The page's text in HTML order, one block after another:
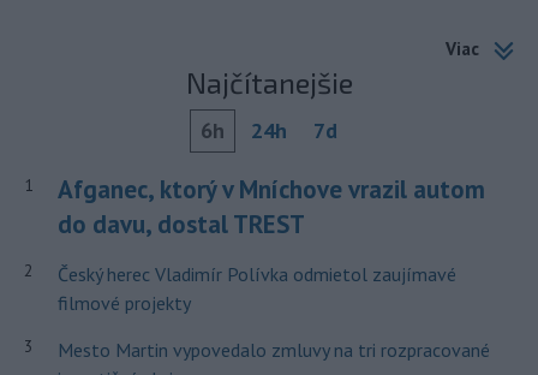
Viac
Najčítanejšie
6h 24h 7d
1
Afganec, ktorý v Mníchove vrazil autom
do davu, dostal TREST
2
Český herec Vladimír Polívka odmietol zaujímavé
filmové projekty
3
Mesto Martin vypovedalo zmluvy na tri rozpracované